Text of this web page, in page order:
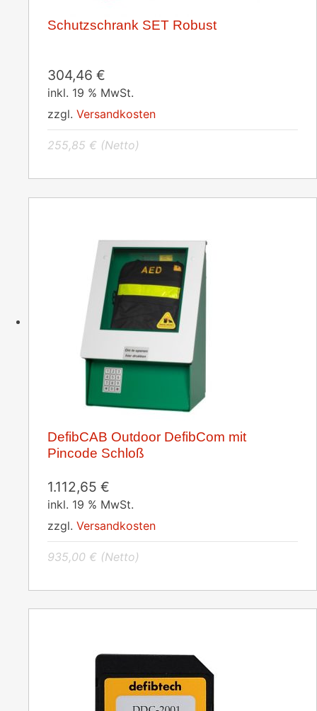
Schutzschrank SET Robust
304,46 €
inkl. 19 % MwSt.
zzgl. Versandkosten
255,85 € (Netto)
DefibCAB Outdoor DefibCom mit
Pincode Schloß
1.112,65 €
inkl. 19 % MwSt.
zzgl. Versandkosten
935,00 € (Netto)